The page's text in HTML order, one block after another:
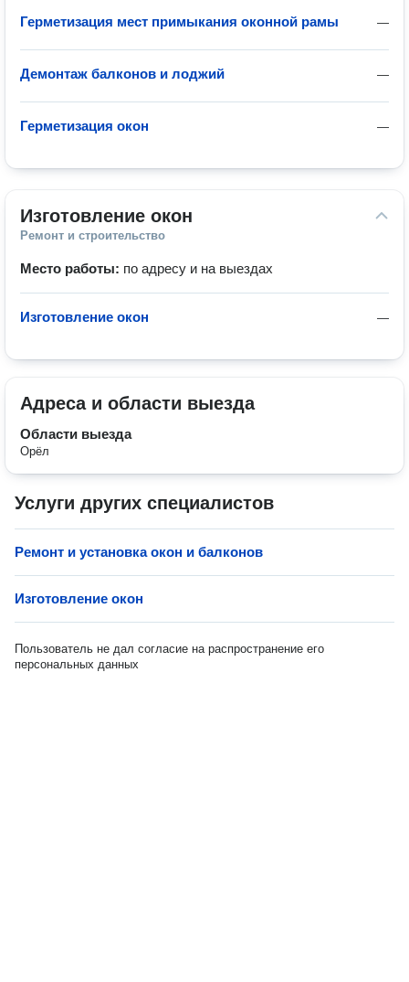
—
Герметизация мест примыкания оконной рамы
—
Демонтаж балконов и лоджий
—
Герметизация окон
Изготовление окон
Ремонт и строительство
Место работы: по адресу и на выездах
—
Изготовление окон
Адреса и области выезда
Области выезда
Орёл
Услуги других специалистов
Ремонт и установка окон и балконов
Изготовление окон
Пользователь не дал согласие на распространение его
персональных данных